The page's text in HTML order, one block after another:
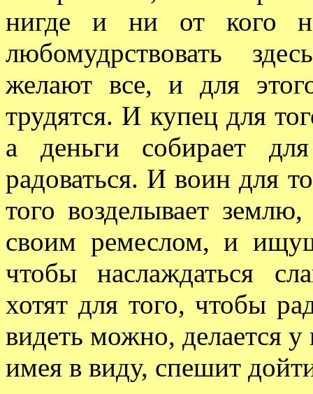
нигде и ни от кого
любомудрствовать
желают все, и для
трудятся. И купец для
а деньги собирает
радоваться. И воин для
того возделывает
своим ремеслом, и
чтобы наслаждаться
хотят для того, чтобы
видеть можно, делается
имея в виду, спешит